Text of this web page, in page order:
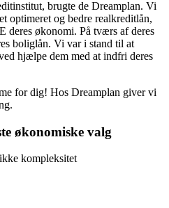
brugte de Dreamplan. Vi
optimeret og bedre realkreditlån,
deres økonomi. På tværs af deres
boliglån. Vi var i stand til at
hjælpe dem med at indfri deres
for dig! Hos Dreamplan giver vi
økonomiske valg
kompleksitet